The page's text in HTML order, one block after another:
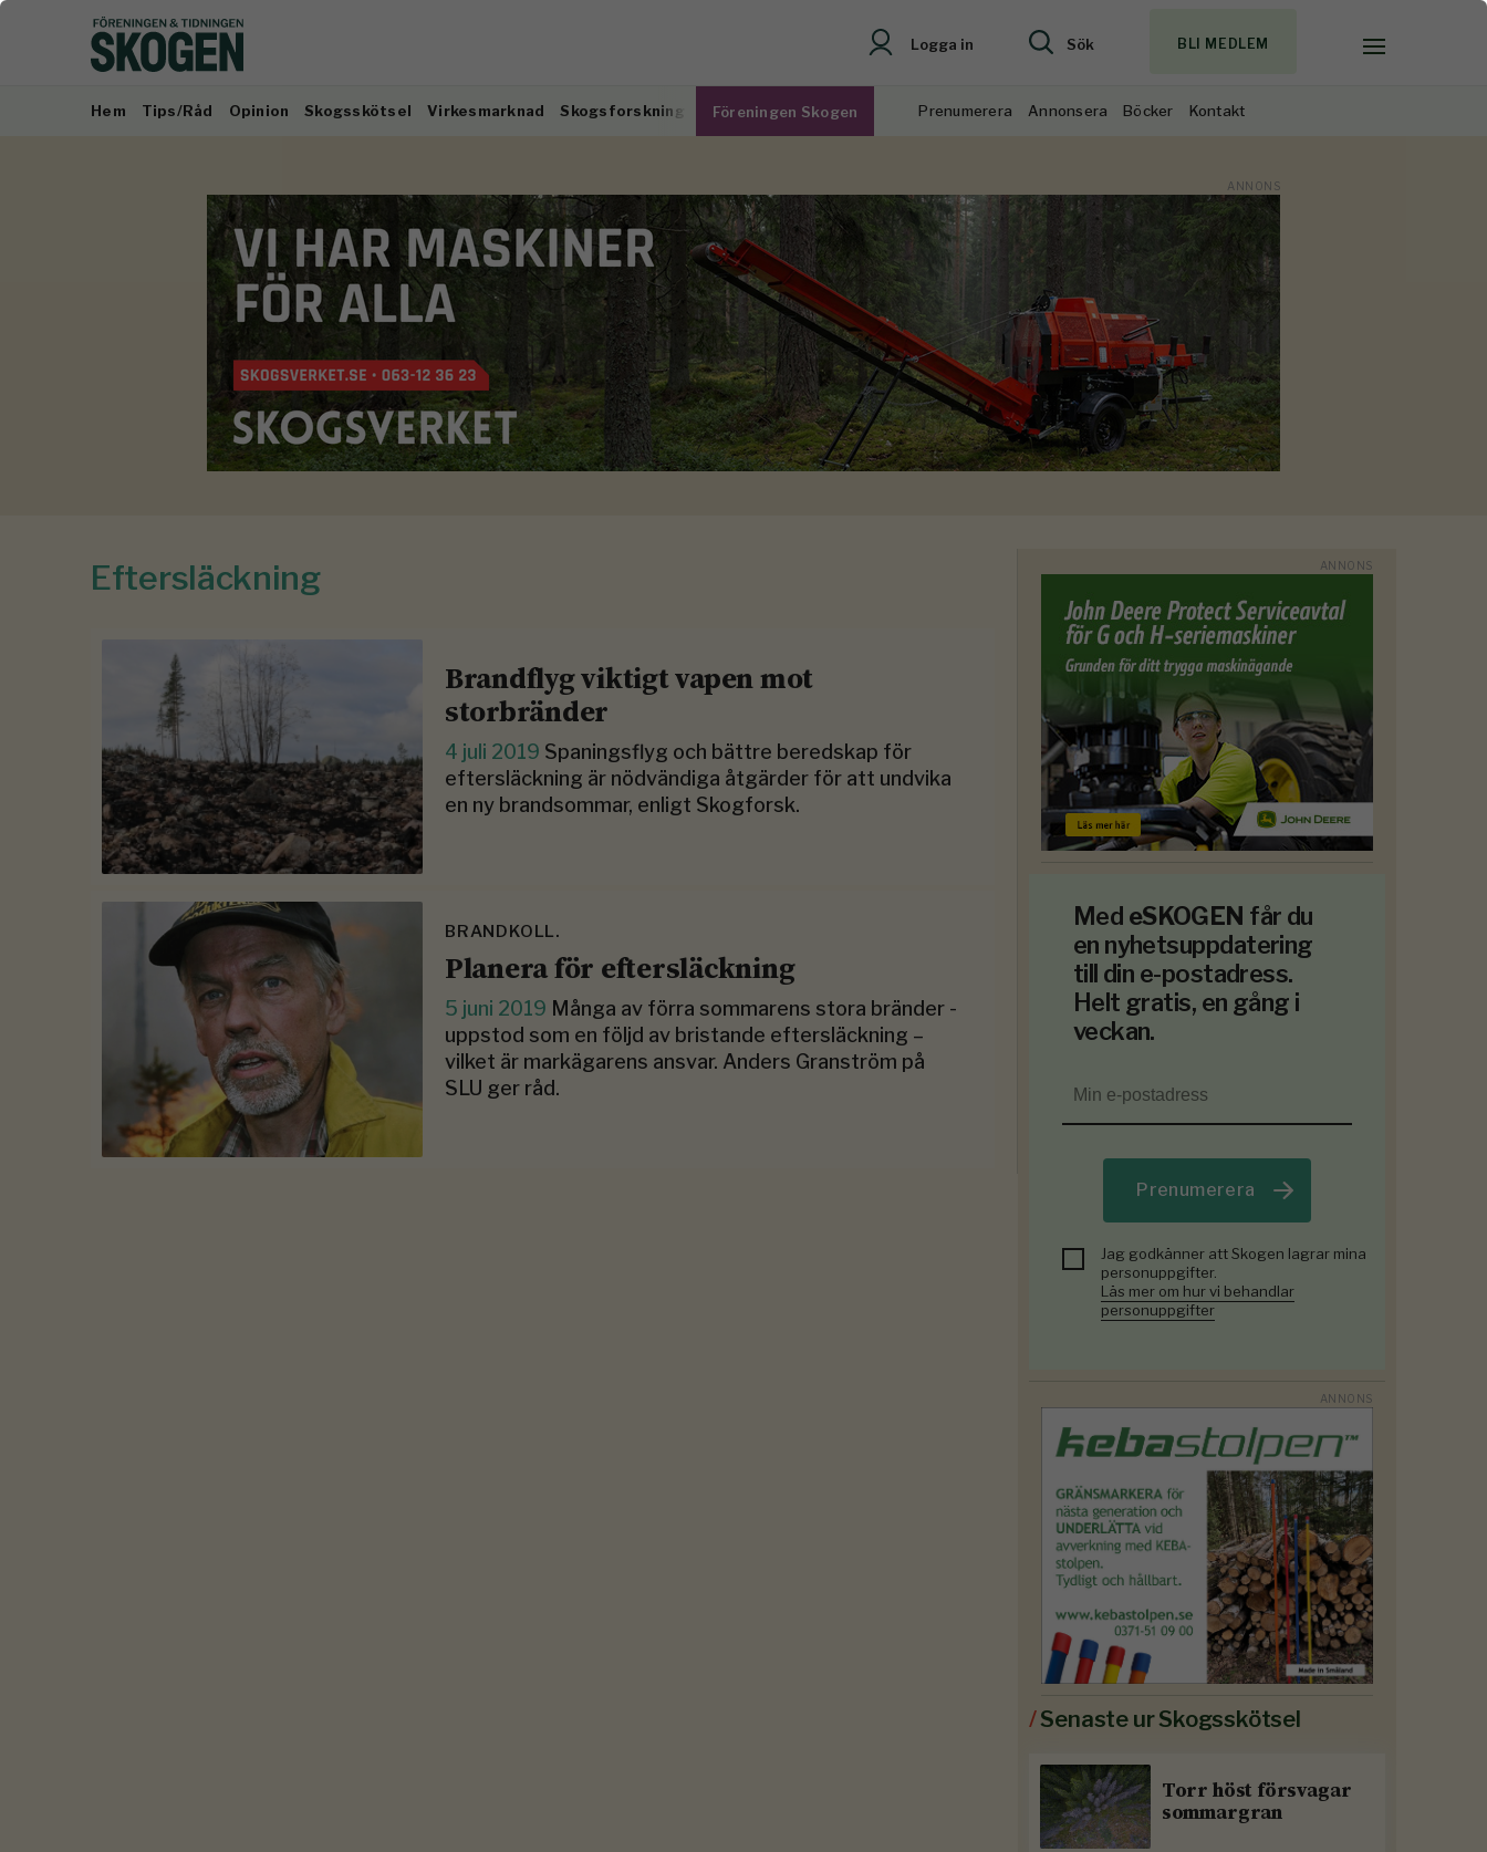
Logga in Sök BLI MEDLEM
Hem Tips/Råd Opinion Skogsskötsel Virkesmarknad Skogsforskning Föreningen Skogen Prenumerera Annonsera Böcker Kontakt
Eftersläckning
Brandflyg viktigt vapen mot
storbränder
4 juli 2019 Spaningsflyg och bättre beredskap för
eftersläckning är nödvändiga åtgärder för att undvika
en ny brandsommar, enligt Skogforsk.
BRANDKOLL.
Planera för eftersläckning
5 juni 2019 Många av förra sommarens stora bränder ­
uppstod som en följd av bristande eftersläckning –
vilket är markägarens ansvar. Anders Granström på
SLU ger råd.
Med eSKOGEN får du
en nyhetsuppdatering
till din e-postadress.
Helt gratis, en gång i
veckan.
Prenumerera
Jag godkänner att Skogen lagrar mina
personuppgifter.
Läs mer om hur vi behandlar
personuppgifter
/Senaste ur Skogsskötsel
Torr höst försvagar
sommargran